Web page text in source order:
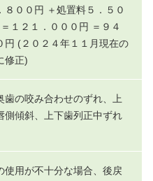
８００円 ＋処置料５．５０
１２１．０００円 ＝９４
円 (２０２４年１１月現在の
修正)
歯の咬み合わせのずれ、上
側傾斜、上下歯列正中ずれ
使用が不十分な場合、後戻